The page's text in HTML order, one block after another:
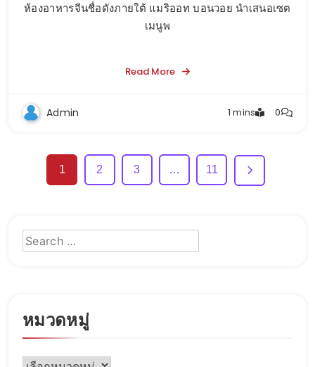
ห้องอาหารจีนชื่อดังภายใต้ แมริออท บอนวอย นำเสนอเซต
เมนูพ
Read More
Admin 1 mins 0
1 2 3 … 11
หมวดหมู่